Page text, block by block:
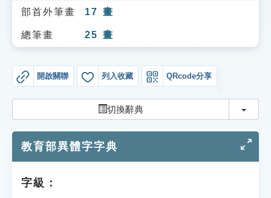
知識索引
單字索引
貓頭鷹博士
部首外筆畫 17 畫
總筆畫 25 畫
開啟關聯 列入收藏 QRcode分享
切換辭典 切換
教育部異體字字典
字級：